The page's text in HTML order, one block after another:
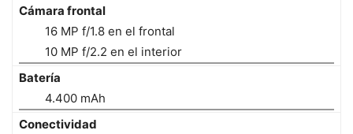
Cámara frontal
16 MP f/1.8 en el frontal
10 MP f/2.2 en el interior
Batería
4.400 mAh
Conectividad